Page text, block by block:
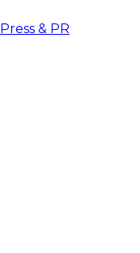
Press & PR